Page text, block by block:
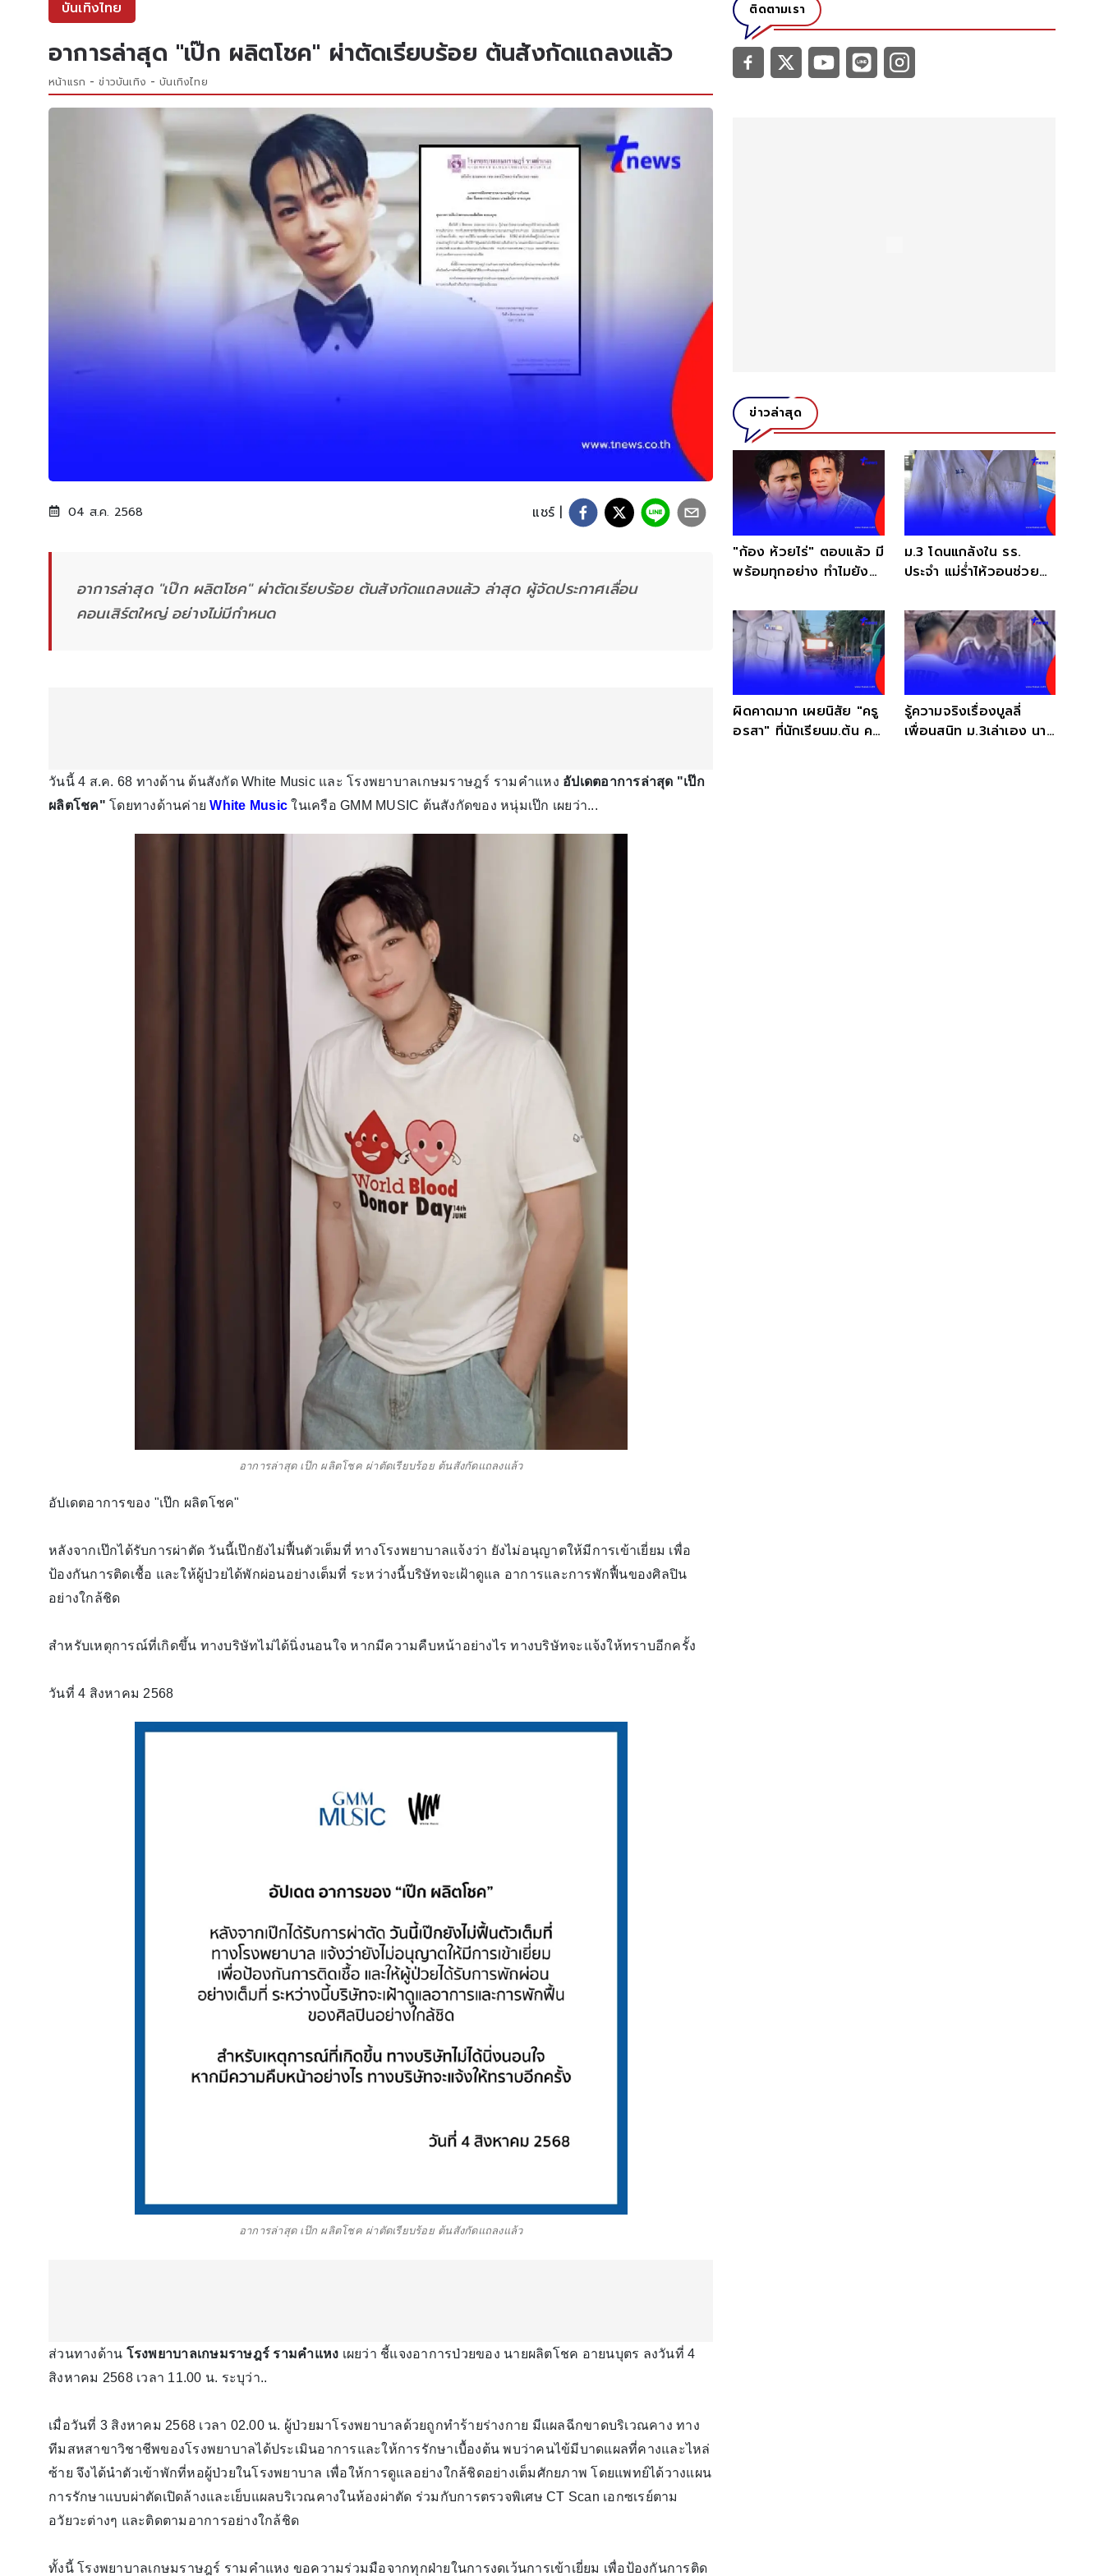
บันเทิงไทย
อาการล่าสุด "เป๊ก ผลิตโชค" ผ่าตัดเรียบร้อย ต้นสังกัดแถลงแล้ว
หน้าแรก ข่าวบันเทิง บันเทิงไทย
04 ส.ค. 2568 แชร์ |
อาการล่าสุด "เป๊ก ผลิตโชค" ผ่าตัดเรียบร้อย ต้นสังกัดแถลงแล้ว ล่าสุด ผู้จัดประกาศเลื่อน
คอนเสิร์ตใหญ่ อย่างไม่มีกำหนด
วันนี้ 4 ส.ค. 68 ทางด้าน ต้นสังกัด White Music และ โรงพยาบาลเกษมราษฎร์ รามคําแหง อัปเดตอาการล่าสุด "เป๊ก
ผลิตโชค" โดยทางด้านค่ายWhite Music ในเครือ GMM MUSIC ต้นสังกัดของ หนุ่มเป๊ก เผยว่า...
อาการล่าสุด เป๊ก ผลิตโชค ผ่าตัดเรียบร้อย ต้นสังกัดแถลงแล้ว
อัปเดตอาการของ "เป๊ก ผลิตโชค"
หลังจากเป๊กได้รับการผ่าตัด วันนี้เป๊กยังไม่ฟื้นตัวเต็มที่ ทางโรงพยาบาลแจ้งว่า ยังไม่อนุญาตให้มีการเข้าเยี่ยม เพื่อ
ป้องกันการติดเชื้อ และให้ผู้ป่วยได้พักผ่อนอย่างเต็มที่ ระหว่างนี้บริษัทจะเฝ้าดูแล อาการและการพักฟื้นของศิลปิน
อย่างใกล้ชิด
สำหรับเหตุการณ์ที่เกิดขึ้น ทางบริษัทไม่ได้นิ่งนอนใจ หากมีความคืบหน้าอย่างไร ทางบริษัทจะแจ้งให้ทราบอีกครั้ง
วันที่ 4 สิงหาคม 2568
อาการล่าสุด เป๊ก ผลิตโชค ผ่าตัดเรียบร้อย ต้นสังกัดแถลงแล้ว
ส่วนทางด้าน โรงพยาบาลเกษมราษฎร์ รามคําแหง เผยว่า ชี้แจงอาการป่วยของ นายผลิตโชค อายนบุตร ลงวันที่ 4
สิงหาคม 2568 เวลา 11.00 น. ระบุว่า..
เมื่อวันที่ 3 สิงหาคม 2568 เวลา 02.00 น. ผู้ป่วยมาโรงพยาบาลด้วยถูกทำร้ายร่างกาย มีแผลฉีกขาดบริเวณคาง ทาง
ทีมสหสาขาวิชาชีพของโรงพยาบาลได้ประเมินอาการและให้การรักษาเบื้องต้น พบว่าคนไข้มีบาดแผลที่คางและไหล่
ซ้าย จึงได้นำตัวเข้าพักที่หอผู้ป่วยในโรงพยาบาล เพื่อให้การดูแลอย่างใกล้ชิดอย่างเต็มศักยภาพ โดยแพทย์ได้วางแผน
การรักษาแบบผ่าตัดเปิดล้างและเย็บแผลบริเวณคางในห้องผ่าตัด ร่วมกับการตรวจพิเศษ CT Scan เอกซเรย์ตาม
อวัยวะต่างๆ และติดตามอาการอย่างใกล้ชิด
ทั้งนี้ โรงพยาบาลเกษมราษฎร์ รามคำแหง ขอความร่วมมือจากทุกฝ่ายในการงดเว้นการเข้าเยี่ยม เพื่อป้องกันการติด
ติดตามเรา
ข่าวล่าสุด
"ก้อง ห้วยไร่" ตอบแล้ว มี
พร้อมทุกอย่าง ทำไมยัง
ม.3 โดนแกล้งใน รร.
ประจำ แม่ร่ำไห้วอนช่วย
ผิดคาดมาก เผยนิสัย "ครู
อรสา" ที่นักเรียนม.ต้น คน
รู้ความจริงเรื่องบูลลี่
เพื่อนสนิท ม.3เล่าเอง นาที